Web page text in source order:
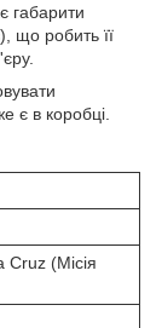
габарити
що робить її
є в коробці.
Cruz (Місія